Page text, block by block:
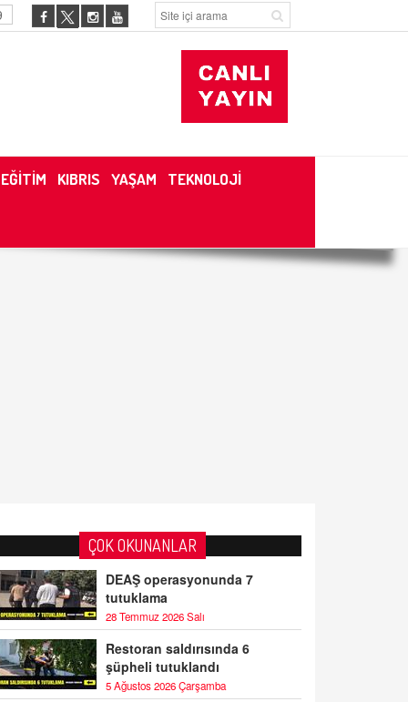
EĞİTİM KIBRIS YAŞAM TEKNOLOJİ
ÇOK OKUNANLAR
DEAŞ operasyonunda 7
tutuklama
28 Temmuz 2026 Salı
Restoran saldırısında 6
şüpheli tutuklandı
5 Ağustos 2026 Çarşamba